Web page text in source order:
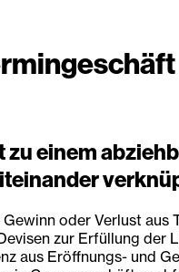
einem
oder Verlust
zur Erfüllung
aus Eröffnungs- und